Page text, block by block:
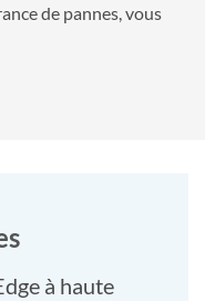
de pannes, vous
à haute